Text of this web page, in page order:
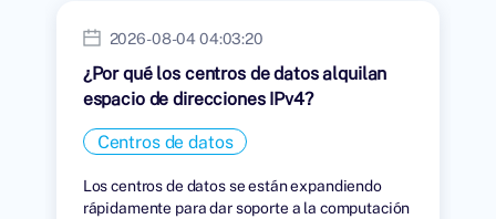
2026-08-04 04:03:20
¿Por qué los centros de datos alquilan
espacio de direcciones IPv4?
Centros de datos
Los centros de datos se están expandiendo
rápidamente para dar soporte a la computación